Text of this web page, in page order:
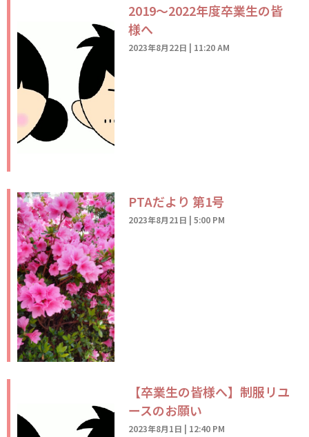
2019～2022年度卒業生の皆
様へ
2023年8月22日 11:20 AM
PTAだより 第1号
2023年8月21日 5:00 PM
【卒業生の皆様へ】制服リユ
ースのお願い
2023年8月1日 12:40 PM